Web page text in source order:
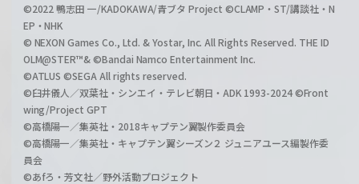
©2022 鴨志田 一/KADOKAWA/青ブタ Project ©CLAMP・ST/講談社・N
EP・NHK
© NEXON Games Co., Ltd. & Yostar, Inc. All Rights Reserved. THE ID
OLM@STER™& ©Bandai Namco Entertainment Inc.
©ATLUS ©SEGA All rights reserved.
©臼井儀人／双葉社・シンエイ・テレビ朝日・ADK 1993-2024 ©Front
wing/Project GPT
©高橋陽一／集英社・2018キャプテン翼製作委員会
©高橋陽一／集英社・キャプテン翼シーズン２ ジュニアユース編製作委
員会
©あfろ・芳文社／野外活動プロジェクト